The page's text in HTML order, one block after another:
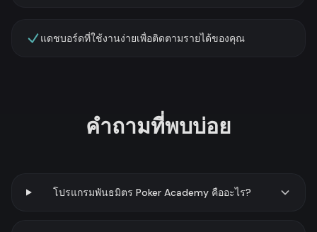
แดชบอร์ดที่ใช้งานง่ายเพื่อติดตามรายได้ของคุณ
คำถามที่พบบ่อย
โปรแกรมพันธมิตร Poker Academy คืออะไร?